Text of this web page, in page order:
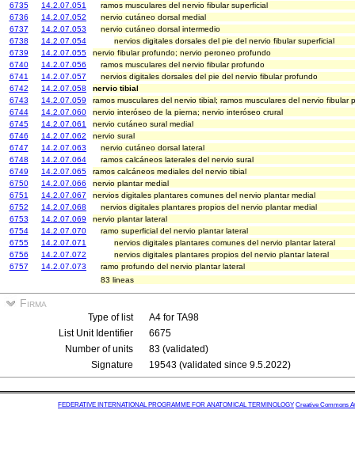
6735
14.2.07.051
ramos musculares del nervio fibular superficial
6736
14.2.07.052
nervio cutáneo dorsal medial
6737
14.2.07.053
nervio cutáneo dorsal intermedio
6738
14.2.07.054
nervios digitales dorsales del pie del nervio fibular superficial
6739
14.2.07.055
nervio fibular profundo; nervio peroneo profundo
6740
14.2.07.056
ramos musculares del nervio fibular profundo
6741
14.2.07.057
nervios digitales dorsales del pie del nervio fibular profundo
6742
14.2.07.058
nervio tibial
6743
14.2.07.059
ramos musculares del nervio tibial; ramos musculares del nervio fibular
6744
14.2.07.060
nervio interóseo de la pierna; nervio interóseo crural
6745
14.2.07.061
nervio cutáneo sural medial
6746
14.2.07.062
nervio sural
6747
14.2.07.063
nervio cutáneo dorsal lateral
6748
14.2.07.064
ramos calcáneos laterales del nervio sural
6749
14.2.07.065
ramos calcáneos mediales del nervio tibial
6750
14.2.07.066
nervio plantar medial
6751
14.2.07.067
nervios digitales plantares comunes del nervio plantar medial
6752
14.2.07.068
nervios digitales plantares propios del nervio plantar medial
6753
14.2.07.069
nervio plantar lateral
6754
14.2.07.070
ramo superficial del nervio plantar lateral
6755
14.2.07.071
nervios digitales plantares comunes del nervio plantar lateral
6756
14.2.07.072
nervios digitales plantares propios del nervio plantar lateral
6757
14.2.07.073
ramo profundo del nervio plantar lateral
83 lineas
Firma
Type of list
A4 for TA98
List Unit Identifier
6675
Number of units
83 (validated)
Signature
19543 (validated since 9.5.2022)
FEDERATIVE INTERNATIONAL PROGRAMME FOR ANATOMICAL TERMINOLOGY Creative Commons